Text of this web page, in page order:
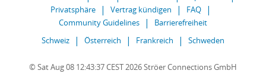
Privatsphäre
Vertrag kündigen
FAQ
Community Guidelines
Barrierefreiheit
Schweiz
Österreich Frankreich Schweden
© Sat Aug 08 12:43:37 CEST 2026 Ströer Connections GmbH